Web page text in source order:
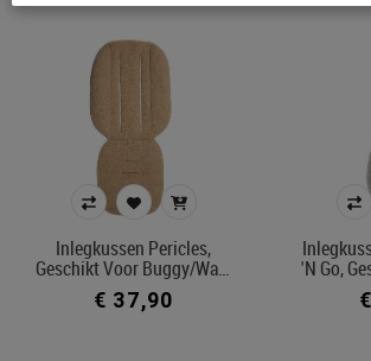
Inlegkussen Pericles,
Geschikt Voor Buggy/wa…
€ 37,90
'n Go,